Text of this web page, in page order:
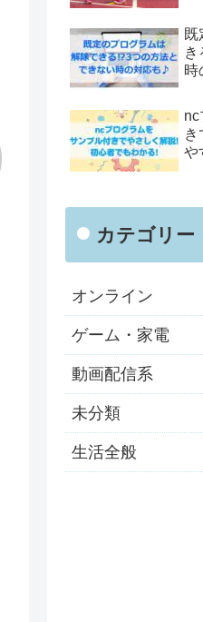
既
き
時
nc
き
や
カテゴリー
オンライン
ゲーム・家電
動画配信系
未分類
生活全般